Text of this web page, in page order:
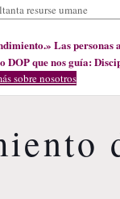
Las personas
que nos guía:
sobre nosotros